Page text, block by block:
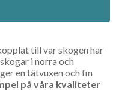
till var skogen har
i norra och
en tätvuxen och fin
på våra kvaliteter